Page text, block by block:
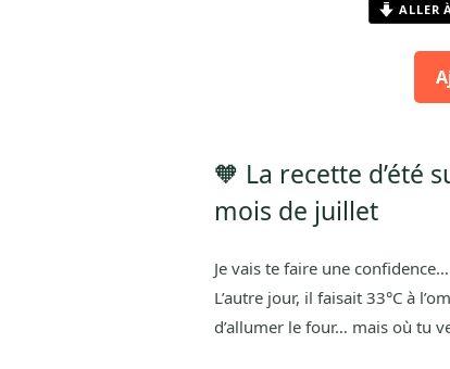
ALLER
🧡 La recette d’été
mois de juillet
Je vais te faire une confidence…
L’autre jour, il faisait 33°C à
d’allumer le four… mais où tu